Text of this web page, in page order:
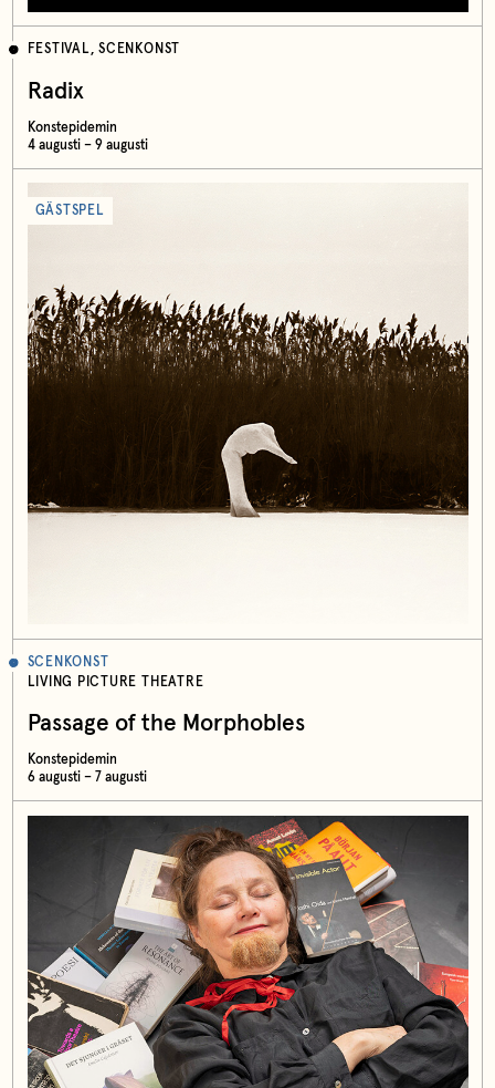
FESTIVAL, SCENKONST
Radix
Konstepidemin
4 augusti – 9 augusti
GÄSTSPEL
SCENKONST
LIVING PICTURE THEATRE
Passage of the Morphobles
Konstepidemin
6 augusti – 7 augusti